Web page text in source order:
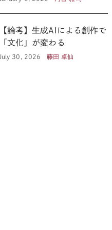
【論考】生成AIによる創作で
「文化」が変わる
July 30, 2026 藤田 卓仙